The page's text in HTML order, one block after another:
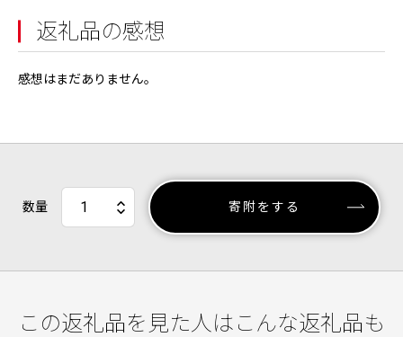
返礼品の感想
感想はまだありません。
数量 寄附をする
この返礼品を見た人はこんな返礼品も